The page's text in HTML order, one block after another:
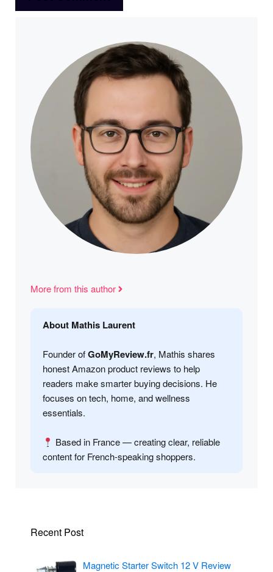
More from this author
About Mathis Laurent
Founder ofGoMyReview.fr, Mathis shares
honest Amazon product reviews to help
readers make smarter buying decisions. He
focuses on tech, home, and wellness
essentials.
Based in France — creating clear, reliable
content for French-speaking shoppers.
Recent Post
Magnetic Starter Switch 12 V Review